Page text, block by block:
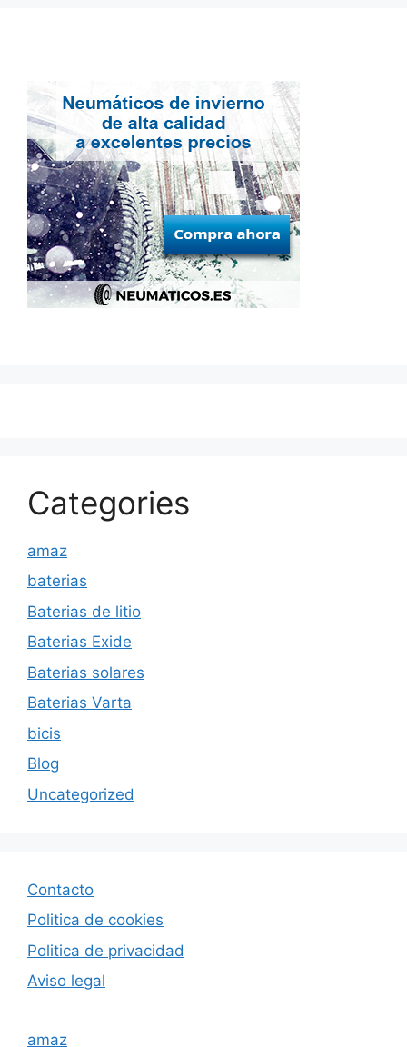
Categories
amaz
baterias
Baterias de litio
Baterias Exide
Baterias solares
Baterias Varta
bicis
Blog
Uncategorized
Contacto
Politica de cookies
Politica de privacidad
Aviso legal
amaz